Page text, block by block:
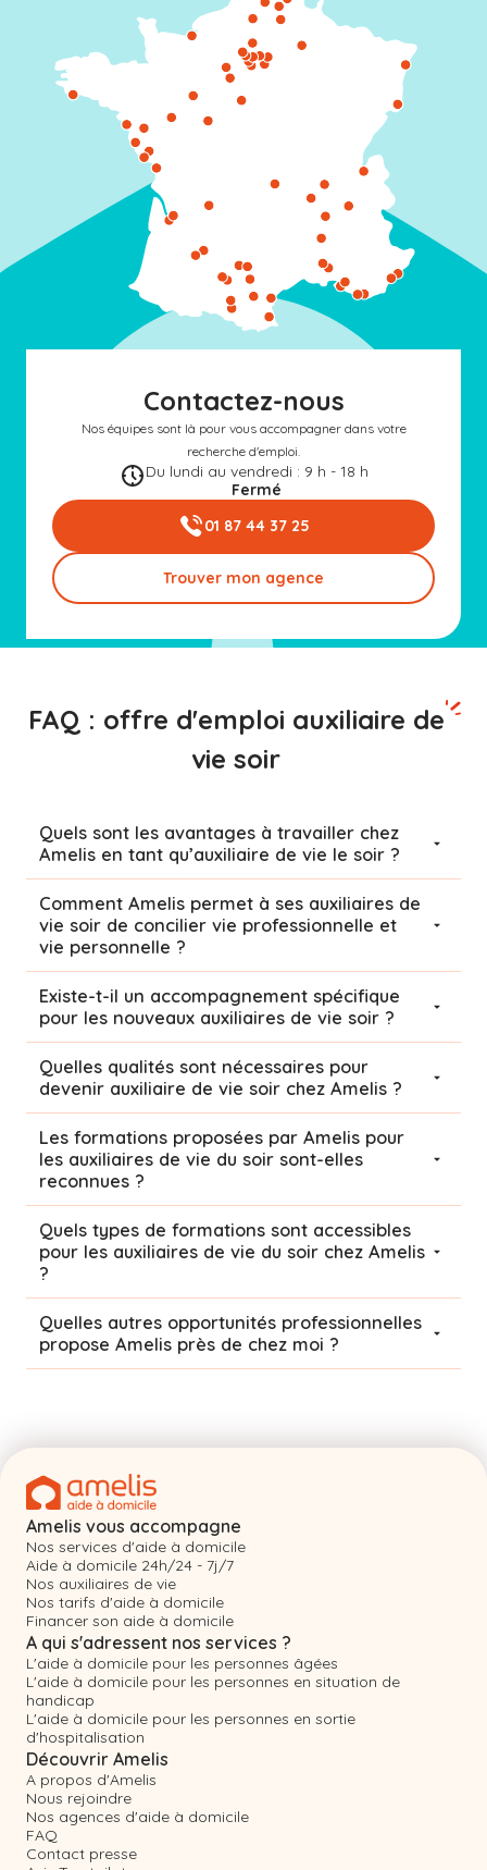
Contactez-nous
Nos équipes sont là pour vous accompagner dans votre
recherche d'emploi.
Du lundi au vendredi : 9 h - 18 h
Fermé
01 87 44 37 25
Trouver mon agence
FAQ : offre d'emploi auxiliaire de
vie soir
Quels sont les avantages à travailler chez
Amelis en tant qu’auxiliaire de vie le soir ?
Comment Amelis permet à ses auxiliaires de
vie soir de concilier vie professionnelle et
vie personnelle ?
Existe-t-il un accompagnement spécifique
pour les nouveaux auxiliaires de vie soir ?
Quelles qualités sont nécessaires pour
devenir auxiliaire de vie soir chez Amelis ?
Les formations proposées par Amelis pour
les auxiliaires de vie du soir sont-elles
reconnues ?
Quels types de formations sont accessibles
pour les auxiliaires de vie du soir chez Amelis
?
Quelles autres opportunités professionnelles
propose Amelis près de chez moi ?
Amelis vous accompagne
Nos services d'aide à domicile
Aide à domicile 24h/24 - 7j/7
Nos auxiliaires de vie
Nos tarifs d'aide à domicile
Financer son aide à domicile
A qui s'adressent nos services ?
L'aide à domicile pour les personnes âgées
L'aide à domicile pour les personnes en situation de
handicap
L'aide à domicile pour les personnes en sortie
d'hospitalisation
Découvrir Amelis
A propos d'Amelis
Nous rejoindre
Nos agences d'aide à domicile
FAQ
Contact presse